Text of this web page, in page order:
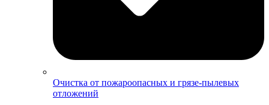
Очистка от пожароопасных и грязе-пылевых
отложений